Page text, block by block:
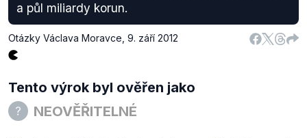
a půl miliardy korun.
Otázky Václava Moravce 9. září 2012
Tento výrok byl ověřen jako
NEOVĚŘITELNÉ